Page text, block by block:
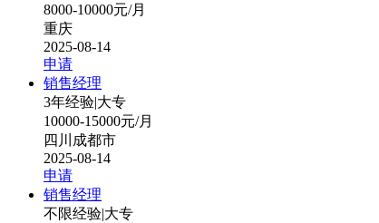
8000-10000元/月
重庆
2025-08-14
申请
销售经理
3年经验|大专
10000-15000元/月
四川成都市
2025-08-14
申请
销售经理
不限经验|大专